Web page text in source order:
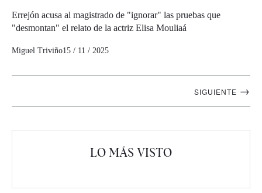
Errejón acusa al magistrado de "ignorar" las pruebas que
"desmontan" el relato de la actriz Elisa Mouliaá
Miguel Triviño15 / 11 / 2025
SIGUIENTE →
LO MÁS VISTO